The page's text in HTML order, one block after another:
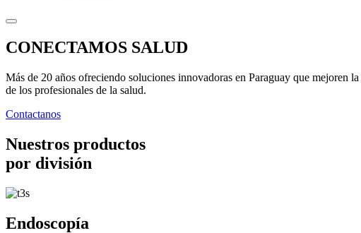
CONECTAMOS SALUD
Más de 20 años ofreciendo soluciones innovadoras en Paraguay que mejoren
de los profesionales de la salud.
Contactanos
Nuestros productos
por división
Endoscopía